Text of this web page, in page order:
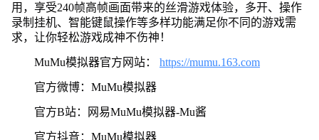
用，享受240帧高帧画面带来的丝滑游戏体验，多开、操作
录制挂机、智能键鼠操作等多样功能满足你不同的游戏需
求，让你轻松游戏成神不伤神！
MuMu模拟器官方网站： https://mumu.163.com
官方微博：MuMu模拟器
官方B站：网易MuMu模拟器-Mu酱
官方抖音：MuMu模拟器